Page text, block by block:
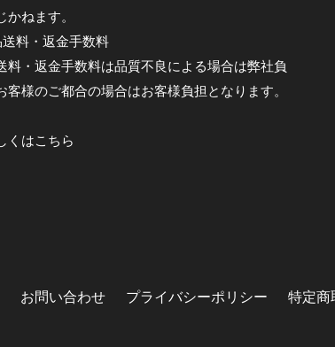
かねます。
料・返金手数料
料・返金手数料は品質不良による場合は弊社負
客様のご都合の場合はお客様負担となります。
くはこちら
お問い合わせ プライバシーポリシー 特定商